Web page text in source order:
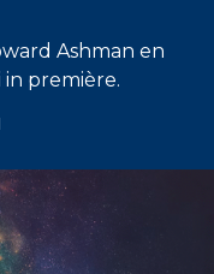
Ashman en
in première.